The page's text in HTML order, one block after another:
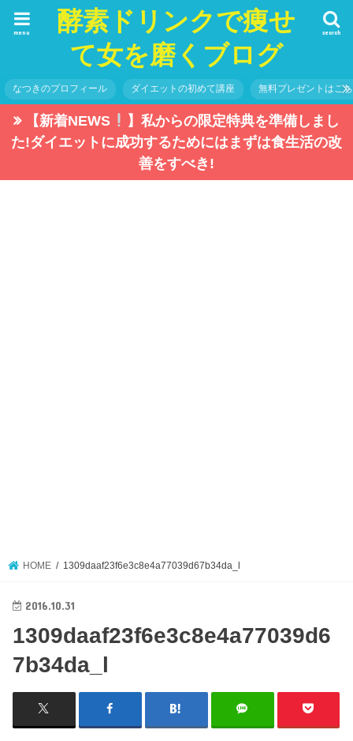
酵素ドリンクで痩せ
て女を磨くブログ
search
menu
なつきのプロフィール ダイエットの初めて講座 無料プレゼントはこ
【新着NEWS
】私からの限定特典を準備しまし
た!ダイエットに成功するためにはまずは食生活の改
善をすべき!
HOME 1309daaf23f6e3c8e4a77039d67b34da_l
2016.10.31
1309daaf23f6e3c8e4a77039d6
7b34da_l